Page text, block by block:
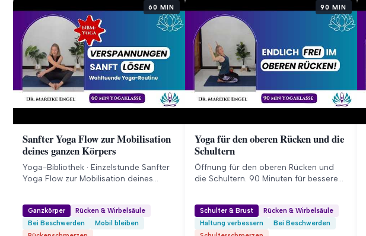
60 MIN
Sanfter Yoga Flow zur Mobilisation
deines ganzen Körpers
Yoga-Bibliothek · Einzelstunde Sanfter
Yoga Flow zur Mobilisation deines
deinen gesamten Körper von der
Wirbelsäule bis zu den Hüften. Finde
Ganzkörper
Rücken & Wirbelsäule
Bei Beschwerden
Mobil bleiben
90 MIN
Yoga für den oberen Rücken und die
Schultern
Öffnung für den oberen Rücken und
die Schultern. 90 Minuten für bessere
Schulter & Brust
Rücken & Wirbelsäule
Haltung verbessern
Bei Beschwerden